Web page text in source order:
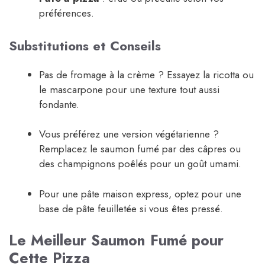
préférences.
Substitutions et Conseils
Pas de fromage à la crème ? Essayez la ricotta ou
le mascarpone pour une texture tout aussi
fondante.
Vous préférez une version végétarienne ?
Remplacez le saumon fumé par des câpres ou
des champignons poêlés pour un goût umami.
Pour une pâte maison express, optez pour une
base de pâte feuilletée si vous êtes pressé.
Le Meilleur Saumon Fumé pour
Cette Pizza